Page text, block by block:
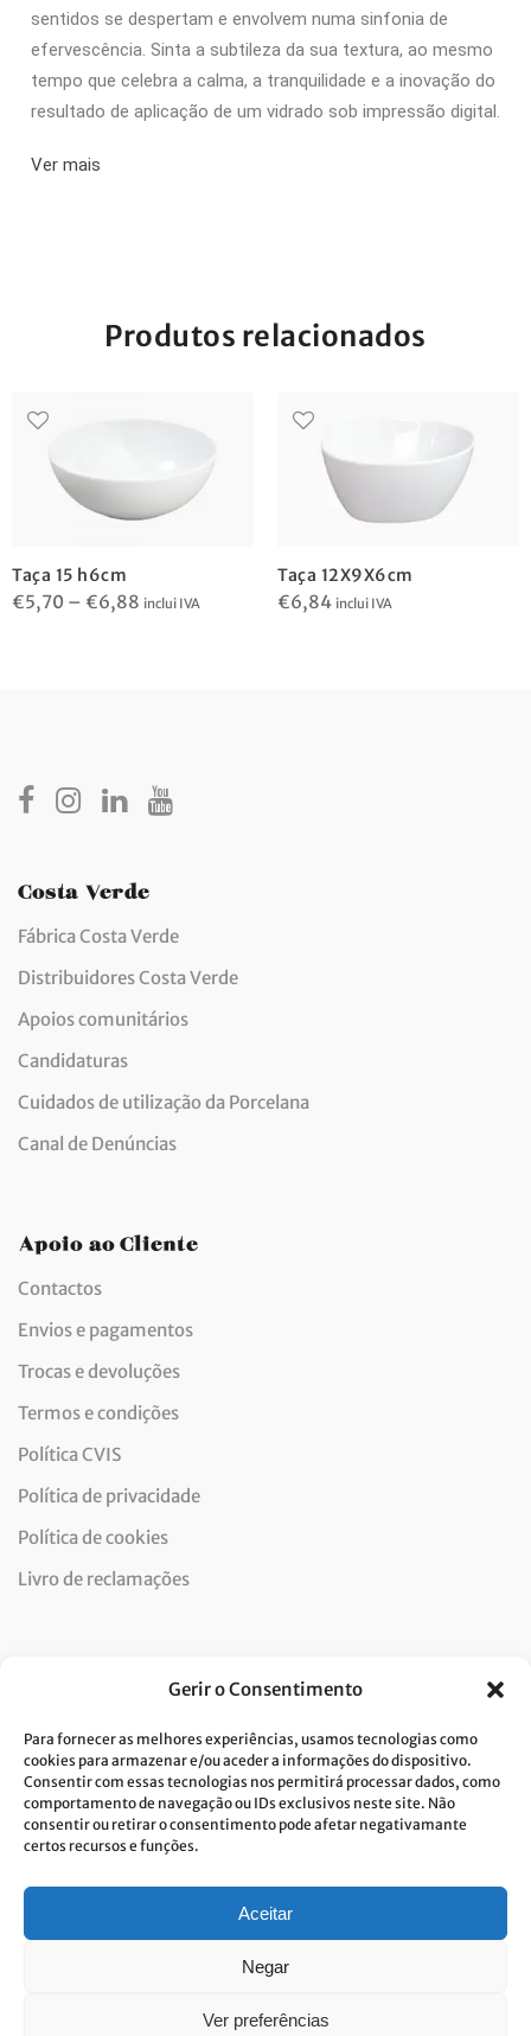
Gerir o Consentimento
Para fornecer as melhores experiências, usamos tecnologias como
cookies para armazenar e/ou aceder a informações do dispositivo.
Consentir com essas tecnologias nos permitirá processar dados, como
comportamento de navegação ou IDs exclusivos neste site. Não
consentir ou retirar o consentimento pode afetar negativamante
certos recursos e funções.
Aceitar
Negar
Ver preferências
sentidos se despertam e envolvem numa sinfonia de
efervescência. Sinta a subtileza da sua textura, ao mesmo
tempo que celebra a calma, a tranquilidade e a inovação do
resultado de aplicação de um vidrado sob impressão digital.
Ver mais
Produtos relacionados
Taça 15 h6cm
€5,70 – €6,88 inclui IVA
Taça 12X9X6cm
€6,84 inclui IVA
Costa Verde
Fábrica Costa Verde
Distribuidores Costa Verde
Apoios comunitários
Candidaturas
Cuidados de utilização da Porcelana
Canal de Denúncias
Apoio ao Cliente
Contactos
Envios e pagamentos
Trocas e devoluções
Termos e condições
Política CVIS
Política de privacidade
Política de cookies
Livro de reclamações
Dou consentimento ao tratamento de dados e aceito a
política de privacidade.*
A Costa Verde está comprometida com a implementação do RGPD. Para
Cliqueaquie conheça a nossa Política de Privacidade.